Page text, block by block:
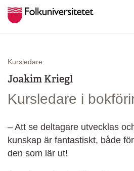
Kursledare
Joakim Kriegl
Kursledare i
– Att se deltagare utvecklas
kunskap är fantastiskt, både
den som lär ut!